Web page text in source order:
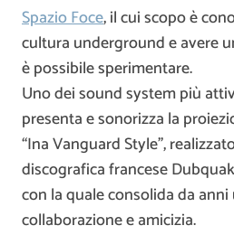
Spazio Foce, il cui scopo è
cultura underground e avere
è possibile sperimentare.
Uno dei sound system più
presenta e sonorizza la
“Ina Vanguard Style”,
discografica francese
con la quale consolida da
collaborazione e amicizia.